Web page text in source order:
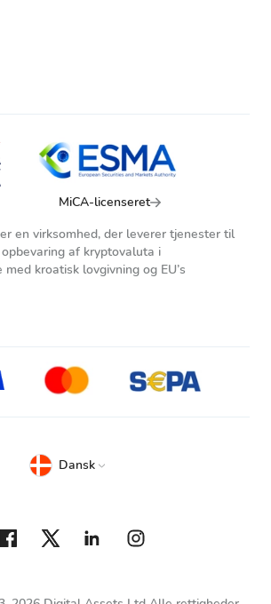
MiCA-licenseret
en virksomhed, der leverer tjenester til
af kryptovaluta i
kroatisk lovgivning og EU’s
Dansk